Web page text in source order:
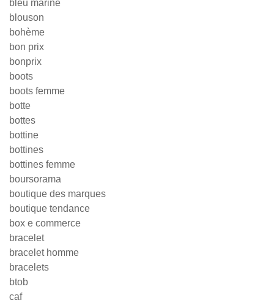
bleu marine
blouson
bohème
bon prix
bonprix
boots
boots femme
botte
bottes
bottine
bottines
bottines femme
boursorama
boutique des marques
boutique tendance
box e commerce
bracelet
bracelet homme
bracelets
btob
caf